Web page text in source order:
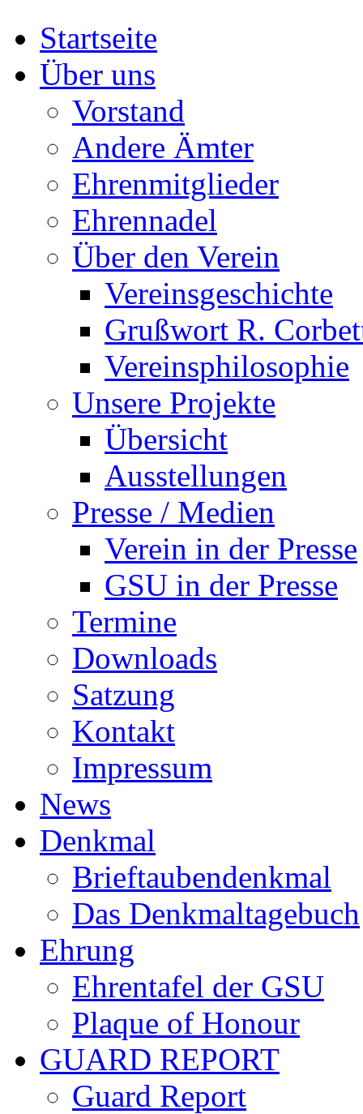
Startseite
Über uns
Vorstand
Andere Ämter
Ehrenmitglieder
Ehrennadel
Über den Verein
Vereinsgeschichte
Grußwort R.
Vereinsphilosophie
Unsere Projekte
Übersicht
Ausstellungen
Presse / Medien
Verein in der Presse
GSU in der Presse
Termine
Downloads
Satzung
Kontakt
Impressum
News
Denkmal
Brieftaubendenkmal
Das Denkmaltagebuch
Ehrung
Ehrentafel der GSU
Plaque of Honour
GUARD REPORT
Guard Report